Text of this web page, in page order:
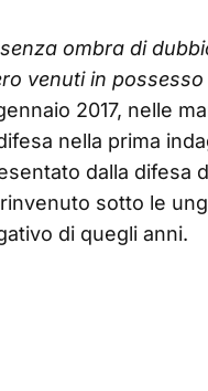
ombra di
venuti in
2017, nelle
nella prima
dalla difesa
sotto le
di quegli anni.